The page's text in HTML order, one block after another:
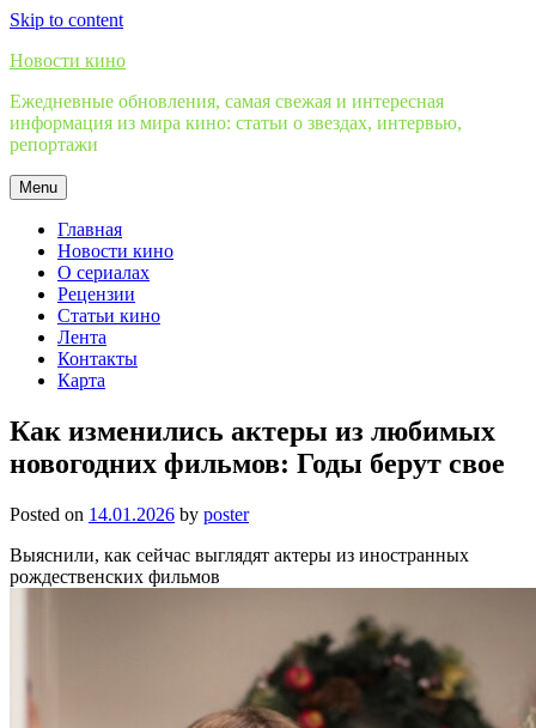
Skip to content
Новости кино
Ежедневные обновления, самая свежая и интересная
информация из мира кино: статьи о звездах, интервью,
репортажи
Menu
Главная
Новости кино
О сериалах
Рецензии
Статьи кино
Лента
Контакты
Карта
Как изменились актеры из любимых
новогодних фильмов: Годы берут свое
Posted on 14.01.2026 by poster
Выяснили, как сейчас выглядят актеры из иностранных
рождественских фильмов